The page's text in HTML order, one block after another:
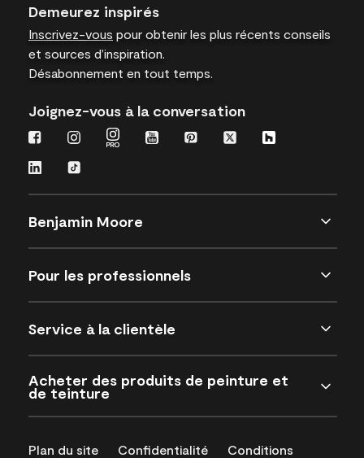
Demeurez inspirés
Inscrivez-vous pour obtenir les plus récents conseils
et sources d’inspiration.
Désabonnement en tout temps.
Joignez-vous à la conversation
Benjamin Moore
Pour les professionnels
Service à la clientèle
Acheter des produits de peinture et
de teinture
Plan du site Confidentialité
Conditions